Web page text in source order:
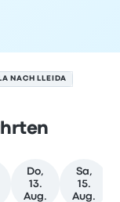
NACH LLEIDA
Do,
13.
Aug.
Sa,
15.
Aug.